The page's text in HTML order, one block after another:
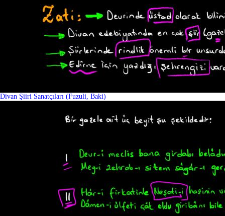
Divan Şiiri Sanatçıları (Fuzuli, Baki)